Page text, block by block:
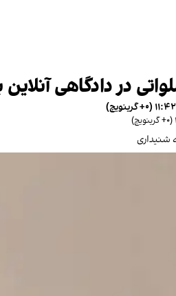
آنلاین برای ۱۴ معترض حکم اعدام